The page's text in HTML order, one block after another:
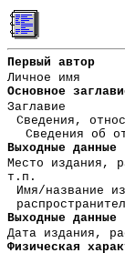
Первый автор
Личное имя
Основное
Заглавие
Сведения,
Сведения об
Выходные данные
Место издания,
т.п.
Имя/название
Выходные данные
Дата издания,
Физическая